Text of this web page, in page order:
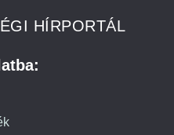
HÍRPORTÁL